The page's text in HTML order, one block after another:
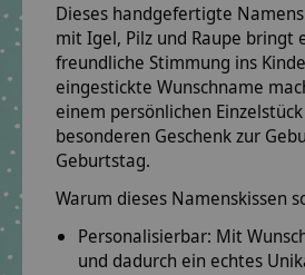
Dieses handgefertigte
mit Igel, Pilz und Raupe bringt
freundliche Stimmung ins
eingestickte Wunschname
einem persönlichen
besonderen Geschenk zur
Geburtstag.
Warum dieses Namenskissen
Personalisierbar: Mit
und dadurch ein echtes